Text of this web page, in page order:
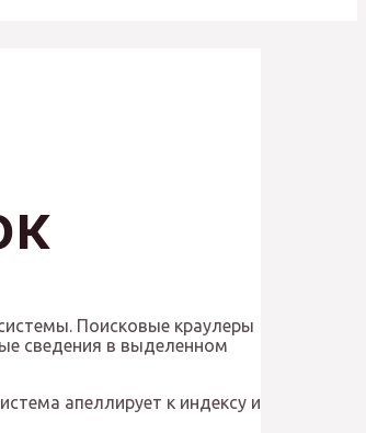
Поисковые краулеры
сведения в выделенном
апеллирует к индексу и